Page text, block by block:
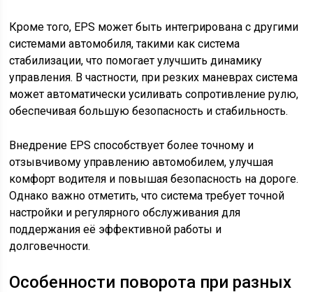
Кроме того, EPS может быть интегрирована с другими
системами автомобиля, такими как система
стабилизации, что помогает улучшить динамику
управления. В частности, при резких маневрах система
может автоматически усиливать сопротивление рулю,
обеспечивая большую безопасность и стабильность.
Внедрение EPS способствует более точному и
отзывчивому управлению автомобилем, улучшая
комфорт водителя и повышая безопасность на дороге.
Однако важно отметить, что система требует точной
настройки и регулярного обслуживания для
поддержания её эффективной работы и
долговечности.
Особенности поворота при разных